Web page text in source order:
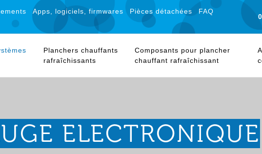
Apps, logiciels, firmwares Pièces détachées
FAQ
Planchers chauffants
rafraîchissants
Composants pour plancher
chauffant rafraîchissant
ELECTRONIQUE